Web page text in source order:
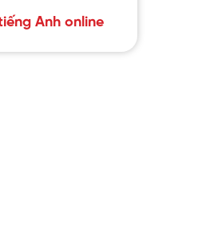
Anh online